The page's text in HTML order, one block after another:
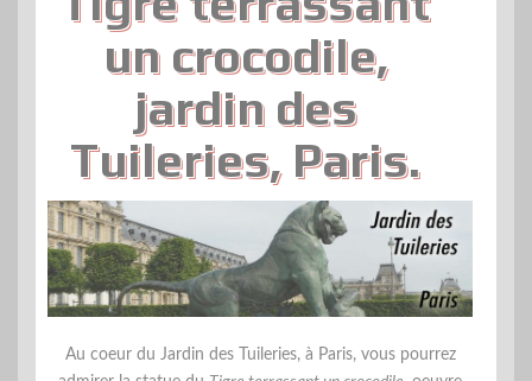
un crocodile,
jardin des
Tuileries, Paris.
Au coeur du Jardin des Tuileries, à Paris, vous pourrez